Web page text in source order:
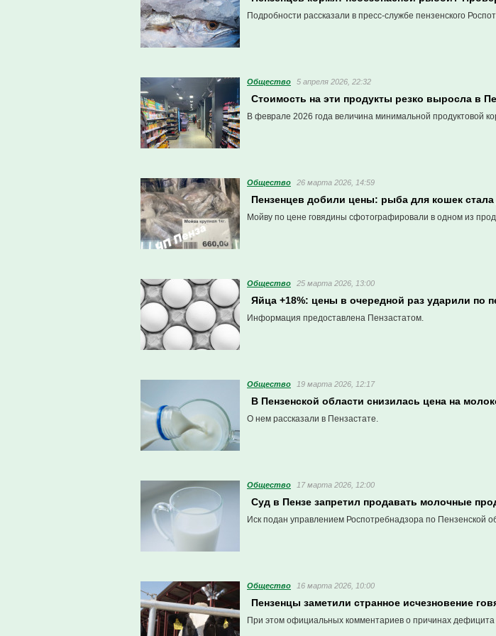
Подробности рассказали в пресс-службе пензенского
Общество 5 апреля 2026, 22:32
Стоимость на эти продукты резко выросла в
В феврале 2026 года величина минимальной продуктовой
Общество 26 марта 2026, 14:59
Пензенцев добили цены: рыба для кошек
Мойву по цене говядины сфотографировали в одном из
Общество 25 марта 2026, 13:00
Яйца +18%: цены в очередной раз ударили по
Информация предоставлена Пензастатом.
Общество 19 марта 2026, 12:17
В Пензенской области снизилась цена на
О нем рассказали в Пензастате.
Общество 17 марта 2026, 12:00
Суд в Пензе запретил продавать молочные
Иск подан управлением Роспотребнадзора по Пензенской
Общество 16 марта 2026, 10:00
Пензенцы заметили странное исчезновение
При этом официальных комментариев о причинах дефицита